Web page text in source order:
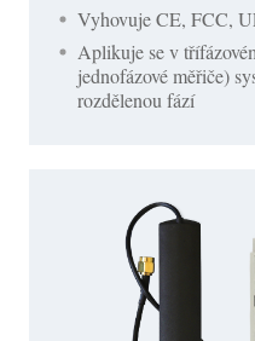
Vyhovuje CE, FCC,
Aplikuje se v
jednofázové měřiče)
rozdělenou fází